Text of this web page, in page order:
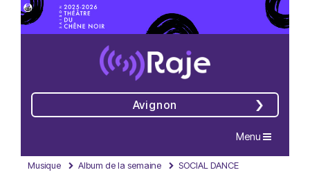
Avignon
Navigation
Menu
Musique Album de la semaine SOCIAL DANCE